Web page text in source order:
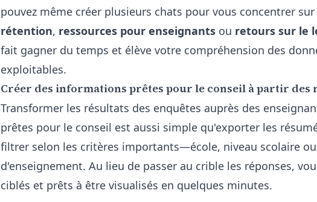
pouvez même créer plusieurs chats pour vous concentrer
rétention, ressources pour enseignants ou retours sur le
fait gagner du temps et élève votre compréhension des
exploitables.
Créer des informations prêtes pour le conseil à partir des
Transformer les résultats des enquêtes auprès des
prêtes pour le conseil est aussi simple qu'exporter les
filtrer selon les critères importants—école, niveau scolaire
d'enseignement. Au lieu de passer au crible les réponses,
ciblés et prêts à être visualisés en quelques minutes.